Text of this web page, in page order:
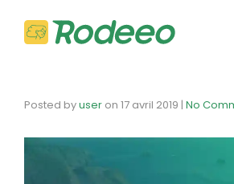
Posted byuser on 17 avril 2019 | No